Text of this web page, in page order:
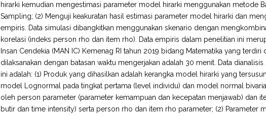
hirarki kemudian mengestimasi parameter model hirarki menggunakan metode
Sampling; (2) Menguji keakuratan hasil estimasi parameter model hirarki dan
empiris. Data simulasi dibangkitkan menggunakan skenario dengan
korelasi (indeks person rho dan item rho). Data empiris dalam penelitian ini
Insan Cendekia (MAN IC) Kemenag RI tahun 2019 bidang Matematika yang
dilaksanakan dengan batasan waktu mengerjakan adalah 30 menit. Data
ini adalah: (1) Produk yang dihasilkan adalah kerangka model hirarki yang
model Lognormal pada tingkat pertama (level individu) dan model normal
oleh person parameter (parameter kemampuan dan kecepatan menjawab) dan
butir dan time intensity) serta person rho dan item rho parameter; (2) Parameter